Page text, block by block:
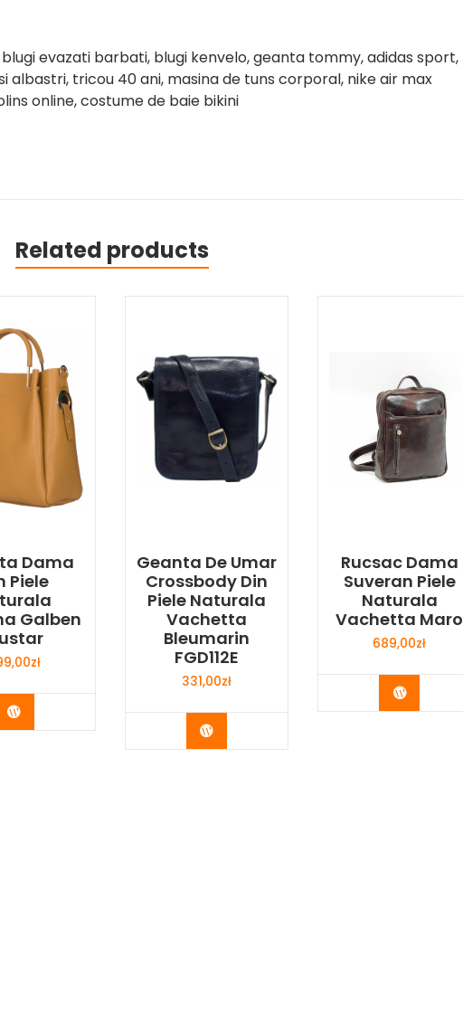
evazati barbati, blugi kenvelo, geanta tommy, adidas sport,
albastri, tricou 40 ani, masina de tuns corporal, nike air max
online, costume de baie bikini
Related products
Dama
Piele
Galben
zł
Buy Now
Geanta De Umar
Crossbody Din
Piele Naturala
Vachetta
Bleumarin
FGD112E
331,00zł
Buy Now
Rucsac Dama
Suveran Piele
Naturala
Vachetta Maro
689,00zł
Buy Now